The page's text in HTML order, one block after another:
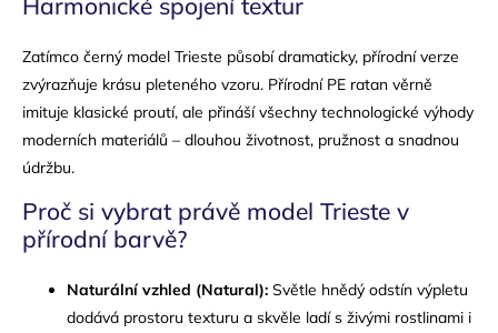
Zatímco černý model Trieste působí dramaticky, přírodní verze
zvýrazňuje krásu pleteného vzoru. Přírodní PE ratan věrně
imituje klasické proutí, ale přináší všechny technologické výhody
moderních materiálů – dlouhou životnost, pružnost a snadnou
údržbu.
Proč si vybrat právě model Trieste v
přírodní barvě?
Naturální vzhled (Natural): Světle hnědý odstín výpletu
dodává prostoru texturu a skvěle ladí s živými rostlinami i